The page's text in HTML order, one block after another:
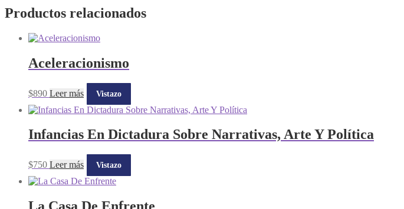
Productos relacionados
Aceleracionismo
$890 Leer más Vistazo
Infancias En Dictadura Sobre Narrativas, Arte Y Política
$750 Leer más Vistazo